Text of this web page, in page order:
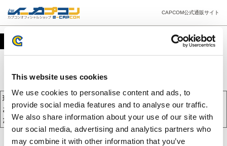
This website uses cookies
We use cookies to personalise content and ads, to
provide social media features and to analyse our traffic.
We also share information about your use of our site with
our social media, advertising and analytics partners who
may combine it with other information that you’ve
CAPCOM公式通販サイト
カート
現在、カートには商品が入っておりません。
お買い物を続けるには下の 「お買い物を続ける」 をクリックしてく
ださい。